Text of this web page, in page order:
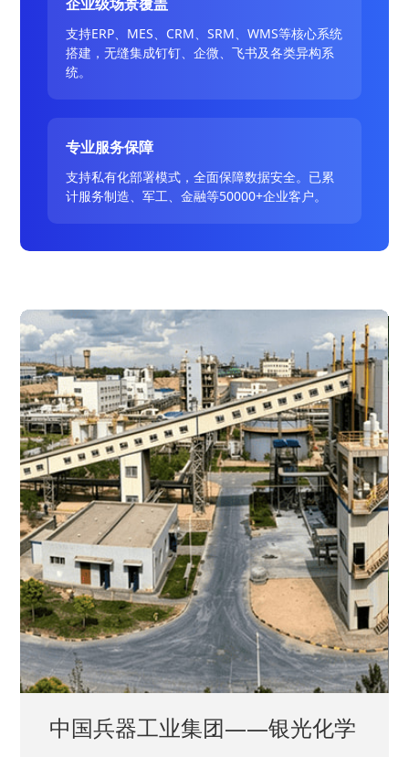
支持ERP、MES、CRM、SRM、WMS等核心系统
搭建，无缝集成钉钉、企微、飞书及各类异构系
统。
专业服务保障
支持私有化部署模式，全面保障数据安全。已累
计服务制造、军工、金融等50000+企业客户。
中国兵器工业集团——银光化学